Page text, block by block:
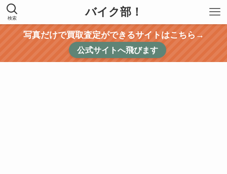
バイク部！
検索
写真だけで買取査定ができるサイトはこちら→
公式サイトへ飛びます